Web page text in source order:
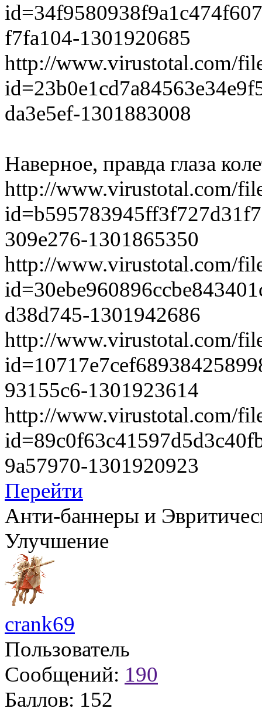
­f7fa104-1301920685
http://www.virustotal.com/
­da3e5ef-1301883008
Наверное, правда глаза
http://www.virustotal.com/
­309e276-1301865350
http://www.virustotal.com/
­d38d745-1301942686
http://www.virustotal.com/
­93155c6-1301923614
http://www.virustotal.com/
­9a57970-1301920923
Перейти
Анти-баннеры и
Улучшение
crank69
Пользователь
Сообщений: 190
Баллов: 152